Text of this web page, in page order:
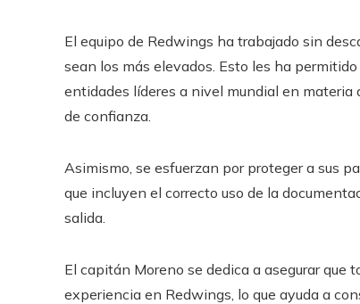
El equipo de Redwings ha trabajado sin
sean los más elevados. Esto les ha
entidades líderes a nivel mundial en materia
de confianza.
Asimismo, se esfuerzan por proteger a sus
que incluyen el correcto uso de la
salida.
El capitán Moreno se dedica a asegurar
experiencia en Redwings, lo que ayuda a